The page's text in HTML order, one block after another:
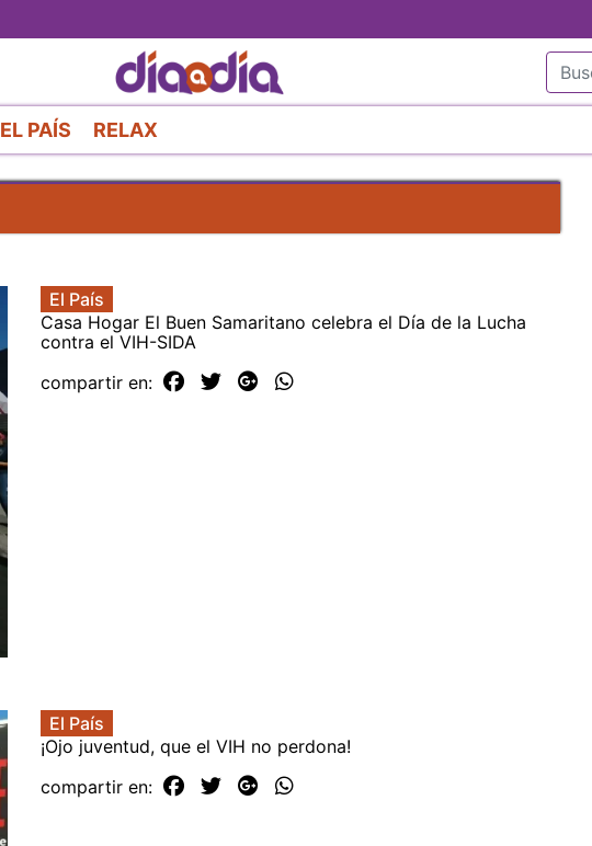
al
contenido
principal
EL PAÍS RELAX
El País
Casa Hogar El Buen Samaritano celebra el Día de la Lucha
contra el VIH-SIDA
compartir en:
El País
¡Ojo juventud, que el VIH no perdona!
compartir en: